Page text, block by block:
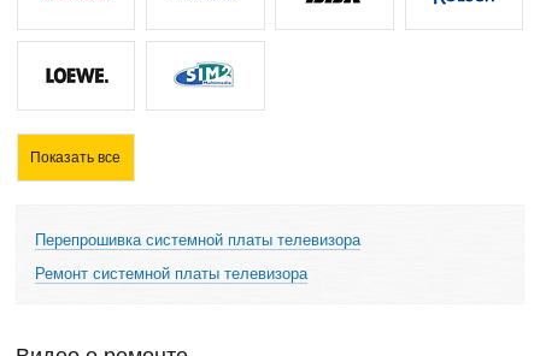
Показать все
Перепрошивка системной платы телевизора
Ремонт системной платы телевизора